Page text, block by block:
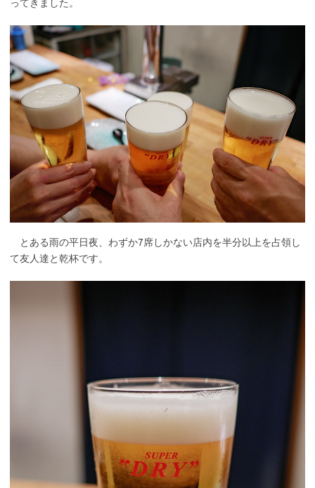
ってきました。
とある雨の平日夜、わずか7席しかない店内を半分以上を占領し
て友人達と乾杯です。